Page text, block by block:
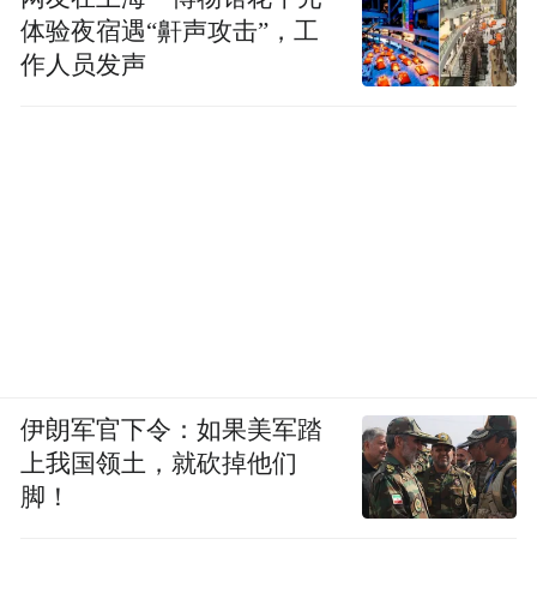
体验夜宿遇“鼾声攻击”，工
作人员发声
伊朗军官下令：如果美军踏
上我国领土，就砍掉他们
脚！